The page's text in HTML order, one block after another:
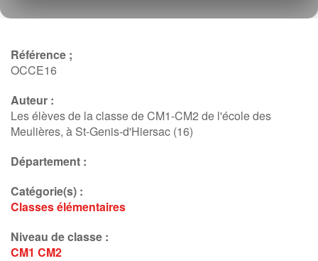
Référence ;
OCCE16
Auteur :
Les élèves de la classe de CM1-CM2 de l'école des
Meulières, à St-Genis-d'Hiersac (16)
Département :
Catégorie(s) :
Classes élémentaires
Niveau de classe :
CM1 CM2